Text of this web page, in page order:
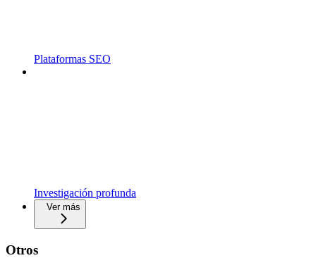
Plataformas SEO
Investigación profunda
Ver más
Otros